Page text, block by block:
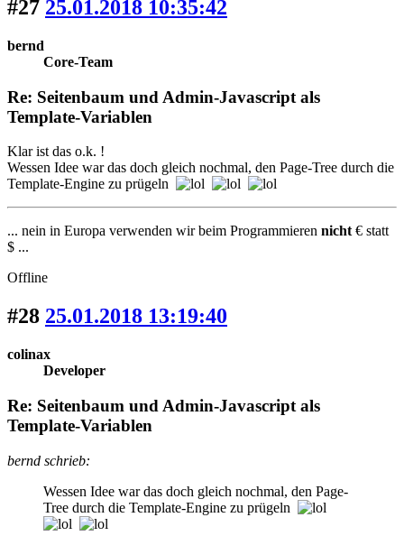
#27 25.01.2018 10:35:42
bernd
Core-Team
Re: Seitenbaum und Admin-Javascript als
Template-Variablen
Klar ist das o.k. !
Wessen Idee war das doch gleich nochmal, den Page-Tree durch die
Template-Engine zu prügeln
... nein in Europa verwenden wir beim Programmieren nicht € statt
$ ...
Offline
#28 25.01.2018 13:19:40
colinax
Developer
Re: Seitenbaum und Admin-Javascript als
Template-Variablen
bernd schrieb:
Wessen Idee war das doch gleich nochmal, den Page-
Tree durch die Template-Engine zu prügeln